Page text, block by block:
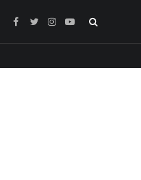
Facebook
TwitterInstagram
YouTube